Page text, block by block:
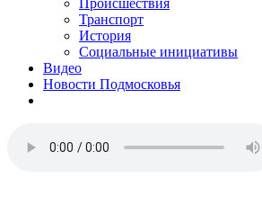
Происшествия
Транспорт
История
Социальные инициативы
Видео
Новости Подмосковья